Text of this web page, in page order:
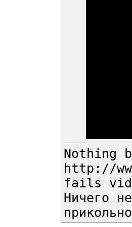
Nothing
http://
fails
Ничего